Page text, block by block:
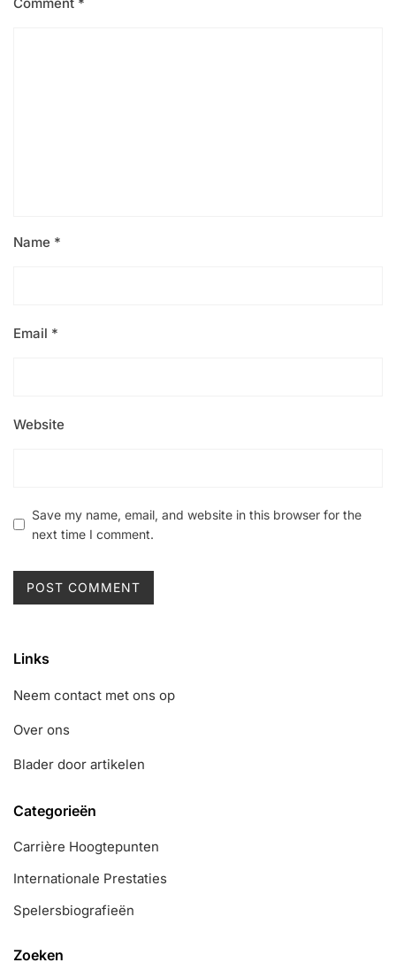
Name *
Email *
Website
Save my name, email, and website in this browser for the
next time I comment.
Links
Neem contact met ons op
Over ons
Blader door artikelen
Categorieën
Carrière Hoogtepunten
Internationale Prestaties
Spelersbiografieën
Zoeken